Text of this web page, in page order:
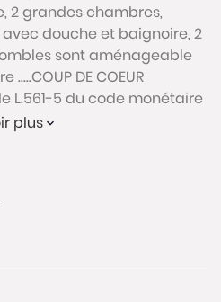
2 grandes chambres,
douche et baignoire, 2
sont aménageable
DE COEUR
L.561-5 du code monétaire
qu'une pièce d'identité
auxquels ce bien est
plus